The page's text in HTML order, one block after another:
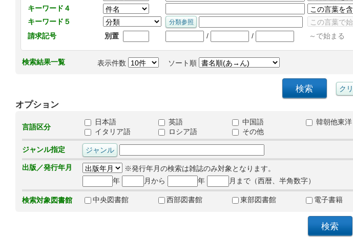
キーワード４
キーワード５
請求記号
別置 / / ～で始まる
検索結果一覧 表示件数 ソート順
オプション
言語区分
日本語 英語 中国語 韓朝他東洋
イタリア語
ロシア語 その他
ジャンル指定
出版／発行年月
※発行年月の検索は雑誌のみ対象となります。
年
月から 年 月まで（西暦、半角数字）
検索対象図書館 中央図書館 西部図書館 東部図書館 電子書籍